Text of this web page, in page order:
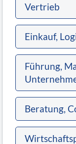
Vertrieb
Einkauf,
Führung,
Beratung,